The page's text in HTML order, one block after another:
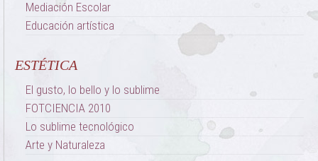
Mediación Escolar
Educación artística
ESTÉTICA
El gusto, lo bello y lo sublime
FOTCIENCIA 2010
Lo sublime tecnológico
Arte y Naturaleza